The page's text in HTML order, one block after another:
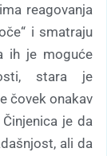
reagovanja
i smatraju
ih je moguće
stara je
čovek onakav
je da
ali da